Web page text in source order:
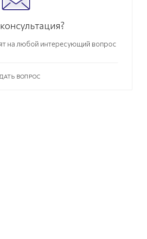
на любой интересующий вопрос
ВОПРОС